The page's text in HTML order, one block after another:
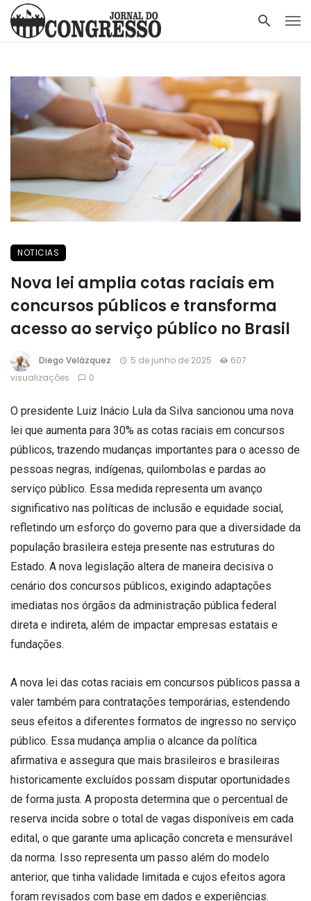
NOTICIAS
Nova lei amplia cotas raciais em
concursos públicos e transforma
acesso ao serviço público no Brasil
Diego Velázquez 5 de junho de 2025
607
visualizações
0
O presidente Luiz Inácio Lula da Silva sancionou uma nova
lei que aumenta para 30% as cotas raciais em concursos
públicos, trazendo mudanças importantes para o acesso de
pessoas negras, indígenas, quilombolas e pardas ao
serviço público. Essa medida representa um avanço
significativo nas políticas de inclusão e equidade social,
refletindo um esforço do governo para que a diversidade da
população brasileira esteja presente nas estruturas do
Estado. A nova legislação altera de maneira decisiva o
cenário dos concursos públicos, exigindo adaptações
imediatas nos órgãos da administração pública federal
direta e indireta, além de impactar empresas estatais e
fundações.
A nova lei das cotas raciais em concursos públicos passa a
valer também para contratações temporárias, estendendo
seus efeitos a diferentes formatos de ingresso no serviço
público. Essa mudança amplia o alcance da política
afirmativa e assegura que mais brasileiros e brasileiras
historicamente excluídos possam disputar oportunidades
de forma justa. A proposta determina que o percentual de
reserva incida sobre o total de vagas disponíveis em cada
edital, o que garante uma aplicação concreta e mensurável
da norma. Isso representa um passo além do modelo
anterior, que tinha validade limitada e cujos efeitos agora
foram revisados com base em dados e experiências.